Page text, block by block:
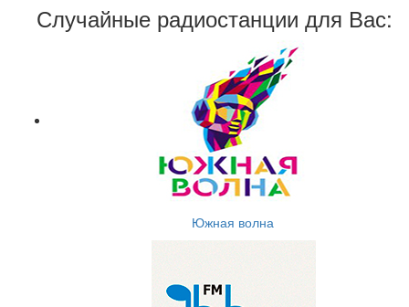
Случайные радиостанции для Вас:
Южная волна